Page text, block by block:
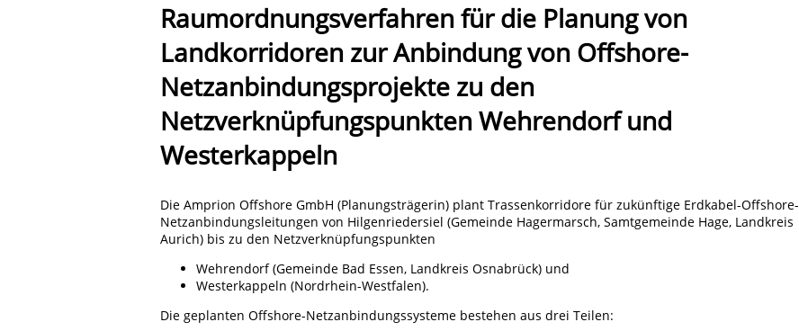
Raumordnungsverfahren für die Planung von
Landkorridoren zur Anbindung von Offshore-
Netzanbindungsprojekte zu den
Netzverknüpfungspunkten Wehrendorf und
Westerkappeln
Die Amprion Offshore GmbH (Planungsträgerin) plant Trassenkorridore für zukünftige Erdkabel-Offshore-
Netzanbindungsleitungen von Hilgenriedersiel (Gemeinde Hagermarsch, Samtgemeinde Hage, Landkreis
Aurich) bis zu den Netzverknüpfungspunkten
Wehrendorf (Gemeinde Bad Essen, Landkreis Osnabrück) und
Westerkappeln (Nordrhein-Westfalen).
Die geplanten Offshore-Netzanbindungssysteme bestehen aus drei Teilen: